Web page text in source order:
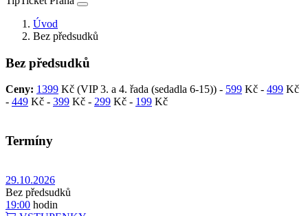
Úvod
Bez předsudků
Bez předsudků
Ceny: 1399 Kč (VIP 3. a 4. řada (sedadla 6-15)) - 599 Kč - 499 Kč
- 449 Kč - 399 Kč - 299 Kč - 199 Kč
Termíny
29.10.2026
Bez předsudků
19:00 hodin